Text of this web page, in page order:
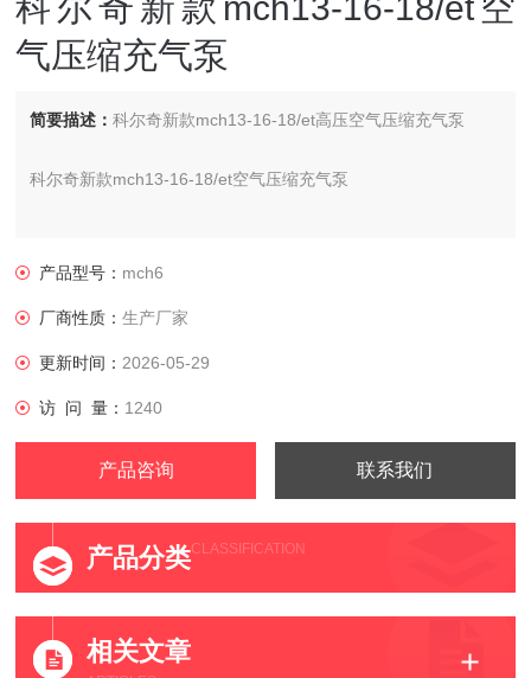
气压缩充气泵
简要描述：科尔奇新款mch13-16-18/et高压空气压缩充气泵
科尔奇新款mch13-16-18/et空气压缩充气泵
产品型号： mch6
厂商性质：生产厂家
更新时间： 2026-05-29
访 问 量： 1240
产品咨询 联系我们
产品分类CLASSIFICATION
相关文章